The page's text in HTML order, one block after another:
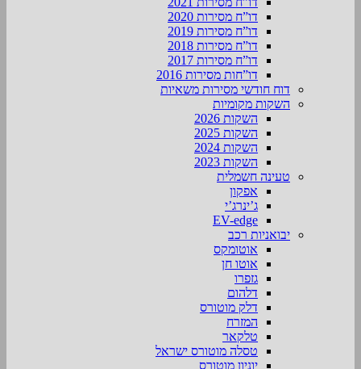
דו”ח מסירות 2020
דו”ח מסירות 2019
דו”ח מסירות 2018
דו”ח מסירות 2017
דו”חות מסירות 2016
דוח חודשי מסירות משאיות
השקות מקומיות
השקות 2026
השקות 2025
השקות 2024
השקות 2023
טעינה חשמלית
אפקון
ג’ינרג’י
EV-edge
יבואניות רכב
אוטומקס
אוטו חן
גזפרו
דלהום
דלק מוטורס
המזרח
טלקאר
טסלה מוטורס ישראל
יוניון מוטורס